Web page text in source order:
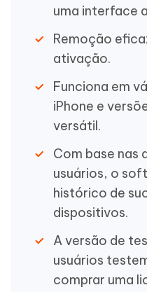
uma interface
Remoção
ativação.
Funciona em
iPhone e
versátil.
Com base nas
usuários, o
histórico de
dispositivos.
A versão de
usuários
comprar uma